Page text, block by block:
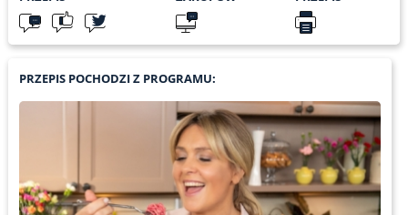
PRZEPIS POCHODZI Z PROGRAMU: